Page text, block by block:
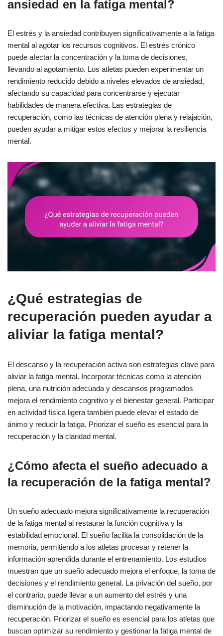
ansiedad en la fatiga mental?
El estrés y la ansiedad contribuyen significativamente a la fatiga
mental al agotar los recursos cognitivos. El estrés crónico
puede afectar la concentración y la toma de decisiones,
llevando al agotamiento. Los atletas pueden experimentar un
rendimiento reducido debido a niveles elevados de ansiedad,
afectando su capacidad para concentrarse y ejecutar
habilidades de manera efectiva. Las estrategias de
recuperación, como las técnicas de atención plena y relajación,
pueden ayudar a mitigar estos efectos y mejorar la resiliencia
mental.
¿Qué estrategias de
recuperación pueden ayudar a
aliviar la fatiga mental?
El descanso y la recuperación activa son estrategias clave para
aliviar la fatiga mental. Incorporar técnicas como la atención
plena, una nutrición adecuada y descansos programados
mejora el rendimiento cognitivo y el bienestar general. Participar
en actividad física ligera también puede elevar el estado de
ánimo y reducir la fatiga. Priorizar el sueño es esencial para la
recuperación y la claridad mental.
¿Cómo afecta el sueño adecuado a
la recuperación de la fatiga mental?
Un sueño adecuado mejora significativamente la recuperación
de la fatiga mental al restaurar la función cognitiva y la
estabilidad emocional. El sueño facilita la consolidación de la
memoria, permitiendo a los atletas procesar y retener la
información aprendida durante el entrenamiento. Los estudios
muestran que un sueño adecuado mejora el enfoque, la toma de
decisiones y el rendimiento general. La privación del sueño, por
el contrario, puede llevar a un aumento del estrés y una
disminución de la motivación, impactando negativamente la
recuperación. Priorizar el sueño es esencial para los atletas que
buscan optimizar su rendimiento y gestionar la fatiga mental de